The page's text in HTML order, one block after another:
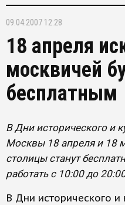
09.04.2007 12:28
18 апреля
москвичей
бесплатным
В Дни исторического и
Москвы 18 апреля и 18
столицы станут
работать с 10:00 до
В Дни исторического и